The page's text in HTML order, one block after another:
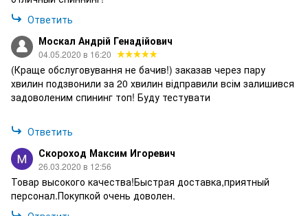
Ответить
Москал Андрій Генадійович
04.05.2020 в 16:20
(Краще обслуговування не бачив!) заказав через пару
хвилин подзвонили за 20 хвилин відправили всім залишився
задоволеним спининг топ! Буду тестувати
Ответить
Скороход Максим Игоревич
26.03.2020 в 12:56
Товар высокого качества!Быстрая доставка,приятный
персонал.Покупкой очень доволен.